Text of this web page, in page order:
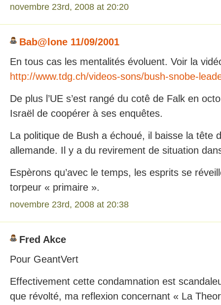
novembre 23rd, 2008 at 20:20
Bab@lone 11/09/2001
En tous cas les mentalités évoluent. Voir la
http://www.tdg.ch/videos-sons/bush-snobe-
De plus l’UE s’est rangé du cotê de Falk en
Israël de coopérer à ses enquêtes.
La politique de Bush a échoué, il baisse la tête
allemande. Il y a du revirement de situation
Espèrons qu’avec le temps, les esprits se
torpeur « primaire ».
novembre 23rd, 2008 at 20:38
Fred Akce
Pour GeantVert
Effectivement cette condamnation est
que révolté, ma reflexion concernant « La